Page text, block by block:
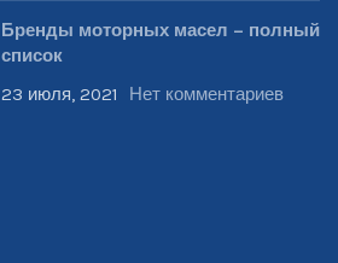
Бренды моторных масел – полный
список
23 июля, 2021 Нет комментариев